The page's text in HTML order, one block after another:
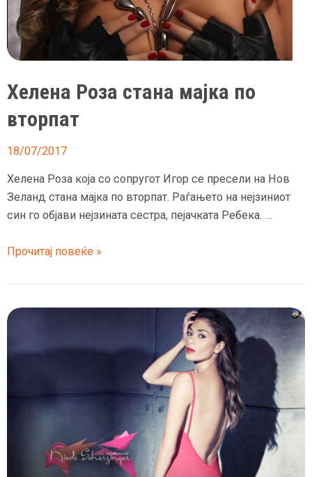
Хелена Роза стана мајка по
вторпат
18/07/2017
Хелена Роза која со сопругот Игор се пресели на Нов
Зеланд стана мајка по вторпат. Раѓањето на нејзиниот
син го објави нејзината сестра, пејачката Ребека. …
Хелена
стана
мајка
по
Прочитај повеќе »